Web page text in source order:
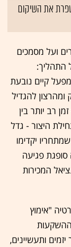
את השיקום
ועל מסמכים
התהליך:
קיים נובעת
ומהרצון להגדיל
רב יותר בין
היצור - גדל
יקדימו
סופגת פגיעה
המכירות
"אימוץ
ההשקעות
ותעשיינים,